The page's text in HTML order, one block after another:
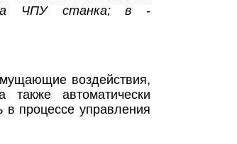
ЧПУ станка; в -
воздействия,
автоматически
процессе управления